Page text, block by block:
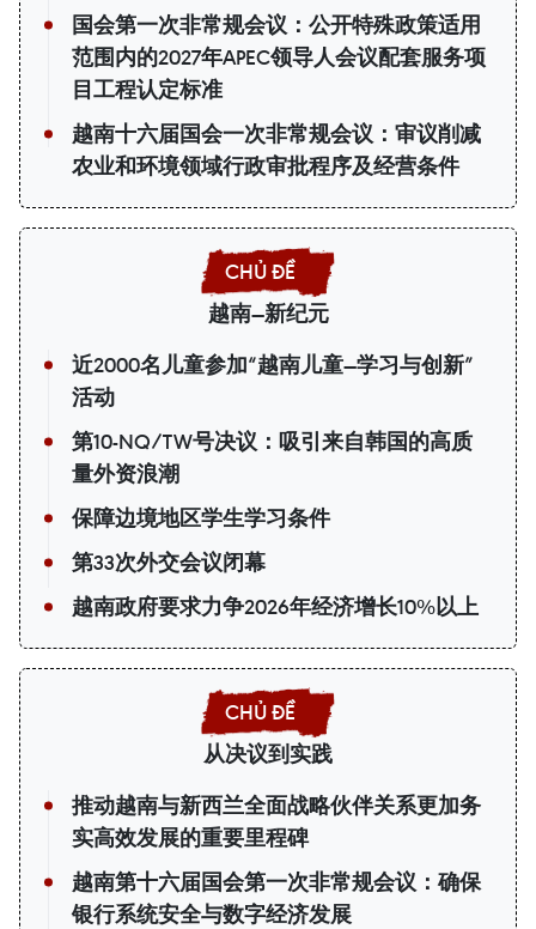
国会第一次非常规会议：公开特殊政策适用
范围内的2027年APEC领导人会议配套服务项
目工程认定标准
越南十六届国会一次非常规会议：审议削减
农业和环境领域行政审批程序及经营条件
越南—新纪元
近2000名儿童参加“越南儿童—学习与创新”
活动
第10-NQ/TW号决议：吸引来自韩国的高质
量外资浪潮
保障边境地区学生学习条件
第33次外交会议闭幕
越南政府要求力争2026年经济增长10%以上
从决议到实践
推动越南与新西兰全面战略伙伴关系更加务
实高效发展的重要里程碑
越南第十六届国会第一次非常规会议：确保
银行系统安全与数字经济发展